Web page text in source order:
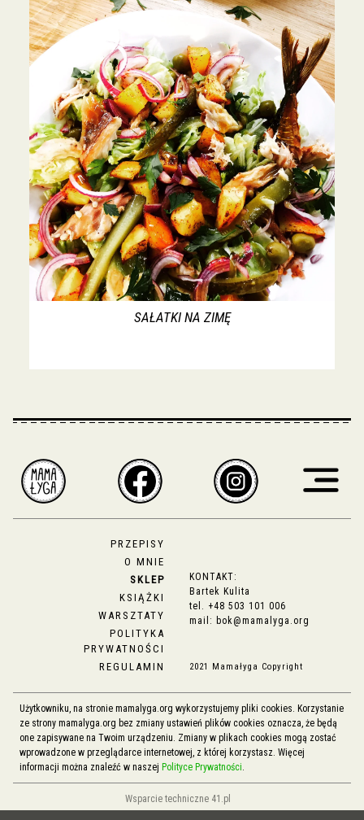
SAŁATKI NA ZIMĘ
PRZEPISY
O MNIE
SKLEP
KSIĄŻKI
WARSZTATY
POLITYKA
PRYWATNOŚCI
REGULAMIN
KONTAKT:
Bartek Kulita
tel. +48 503 101 006
mail: bok@mamalyga.org
2021 Mamałyga Copyright
Użytkowniku, na stronie mamalyga.org wykorzystujemy pliki cookies. Korzystanie
ze strony mamalyga.org bez zmiany ustawień plików cookies oznacza, że będą
one zapisywane na Twoim urządzeniu. Zmiany w plikach cookies mogą zostać
wprowadzone w przeglądarce internetowej, z której korzystasz. Więcej
informacji można znaleźć w naszej Polityce Prywatności.
Wsparcie techniczne 41.pl